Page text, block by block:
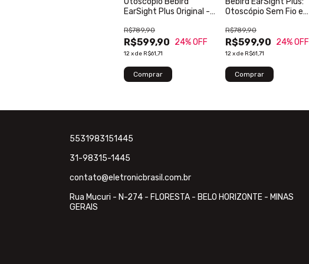
EarSight Plus Original -
R$599,90
R$789,90
24% OFF
12xde R$61,71
Otoscópio Sem Fio e
R$599,90
R$789,90
24% OFF
12xde R$61,71
5531983151445
31-98315-1445
contato@eletronicbrasil.com.br
Rua Mucuri - N-274 - FLORESTA - BELO HORIZONTE - MINAS
GERAIS